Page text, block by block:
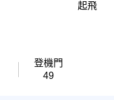
登機門
49
起飛